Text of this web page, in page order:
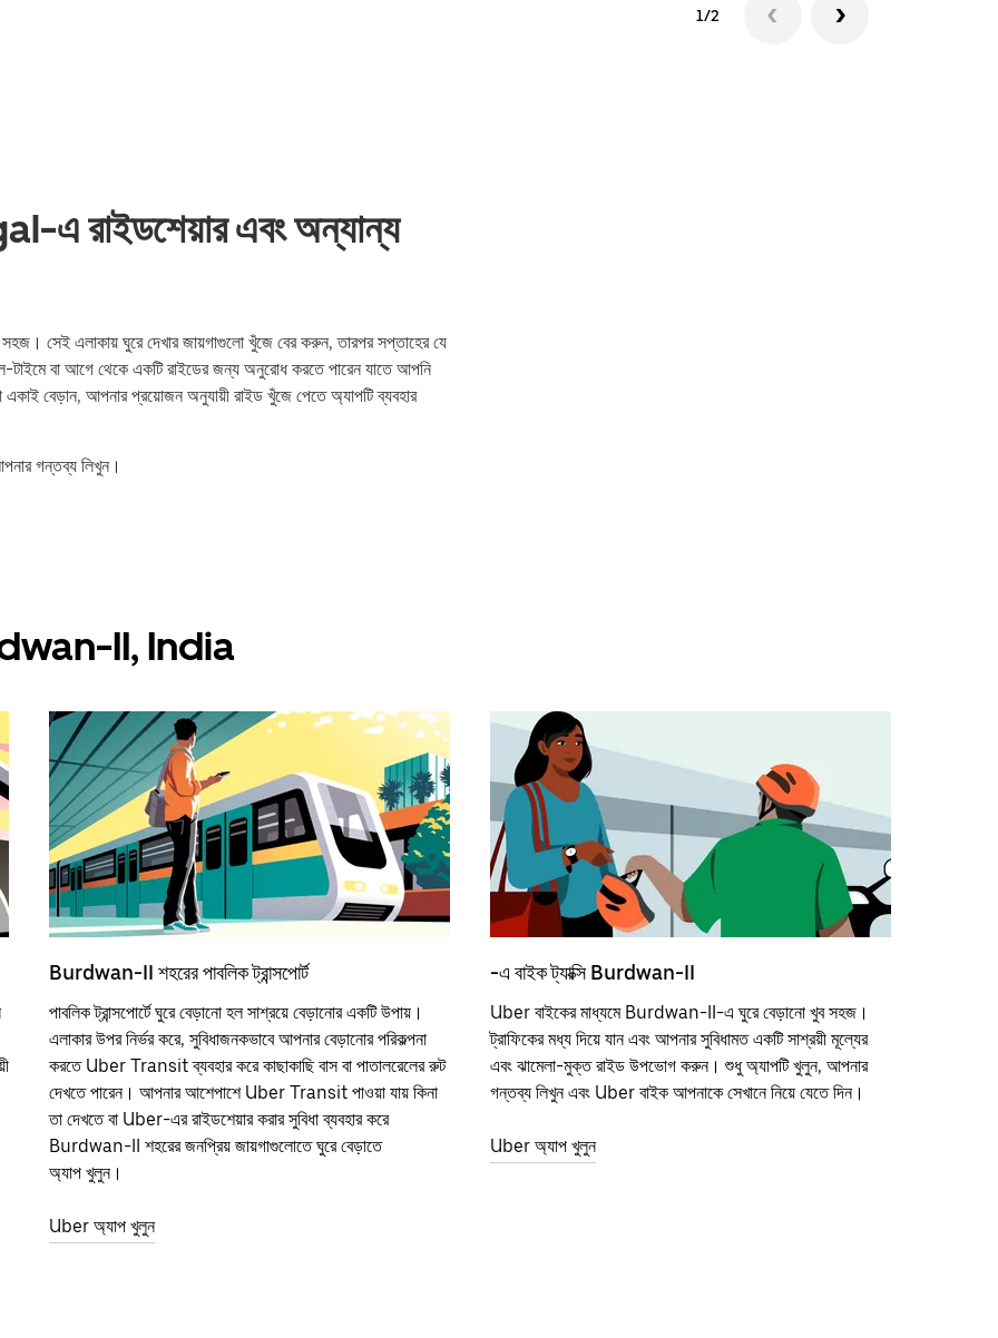
1/2
রাইডশেয়ার এবং অন্যান্য
সেই এলাকায় ঘুরে দেখার জায়গাগুলো খুঁজে বের করুন, তারপর সপ্তাহের যে
বা আগে থেকে একটি রাইডের জন্য অনুরোধ করতে পারেন যাতে আপনি
বেড়ান, আপনার প্রয়োজন অনুযায়ী রাইড খুঁজে পেতে অ্যাপটি ব্যবহার
গন্তব্য লিখুন।
II, India
Burdwan-II শহরের পাবলিক ট্রান্সপোর্ট
পাবলিক ট্রান্সপোর্টে ঘুরে বেড়ানো হল সাশ্রয়ে বেড়ানোর একটি উপায়।
এলাকার উপর নির্ভর করে, সুবিধাজনকভাবে আপনার বেড়ানোর পরিকল্পনা
করতে Uber Transit ব্যবহার করে কাছাকাছি বাস বা পাতালরেলের রুট
দেখতে পারেন। আপনার আশেপাশে Uber Transit পাওয়া যায় কিনা
তা দেখতে বা Uber-এর রাইডশেয়ার করার সুবিধা ব্যবহার করে
Burdwan-II শহরের জনপ্রিয় জায়গাগুলোতে ঘুরে বেড়াতে
অ্যাপ খুলুন।
Uber অ্যাপ খুলুন
-এ বাইক ট্যাক্সি Burdwan-II
Uber বাইকের মাধ্যমে Burdwan-II-এ ঘুরে বেড়ানো খুব সহজ।
ট্রাফিকের মধ্য দিয়ে যান এবং আপনার সুবিধামত একটি সাশ্রয়ী মূল্যের
এবং ঝামেলা-মুক্ত রাইড উপভোগ করুন। শুধু অ্যাপটি খুলুন, আপনার
গন্তব্য লিখুন এবং Uber বাইক আপনাকে সেখানে নিয়ে যেতে দিন।
Uber অ্যাপ খুলুন